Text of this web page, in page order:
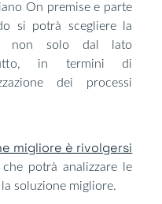
On premise e parte
si potrà scegliere la
non solo dal lato
in termini di
dei processi
migliore è rivolgersi
potrà analizzare le
soluzione migliore.